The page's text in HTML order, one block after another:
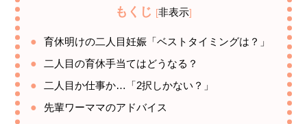
もくじ [非表示]
育休明けの二人目妊娠「ベストタイミングは？」
二人目の育休手当てはどうなる？
二人目か仕事か…「2択しかない？」
先輩ワーママのアドバイス